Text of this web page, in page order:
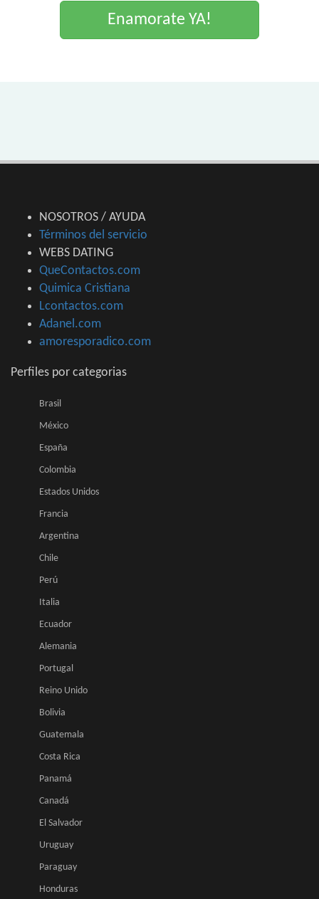
Enamorate YA!
NOSOTROS / AYUDA
Términos del servicio
WEBS DATING
QueContactos.com
Quimica Cristiana
Lcontactos.com
Adanel.com
amoresporadico.com
Perfiles por categorias
Brasil
México
España
Colombia
Estados Unidos
Francia
Argentina
Chile
Perú
Italia
Ecuador
Alemania
Portugal
Reino Unido
Bolivia
Guatemala
Costa Rica
Panamá
Canadá
El Salvador
Uruguay
Paraguay
Honduras